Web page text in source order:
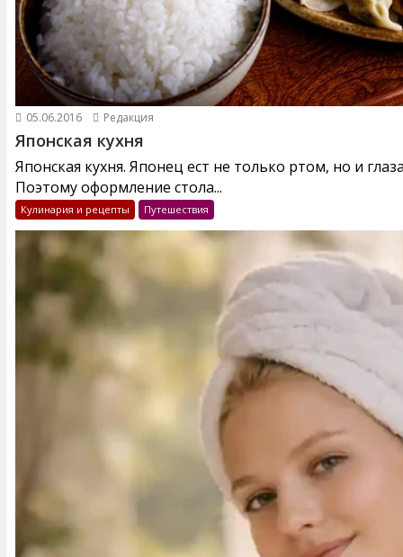
05.06.2016 Редакция
Японская кухня
Японская кухня. Японец ест не только ртом, но и
Поэтому оформление стола...
Кулинария и рецепты Путешествия